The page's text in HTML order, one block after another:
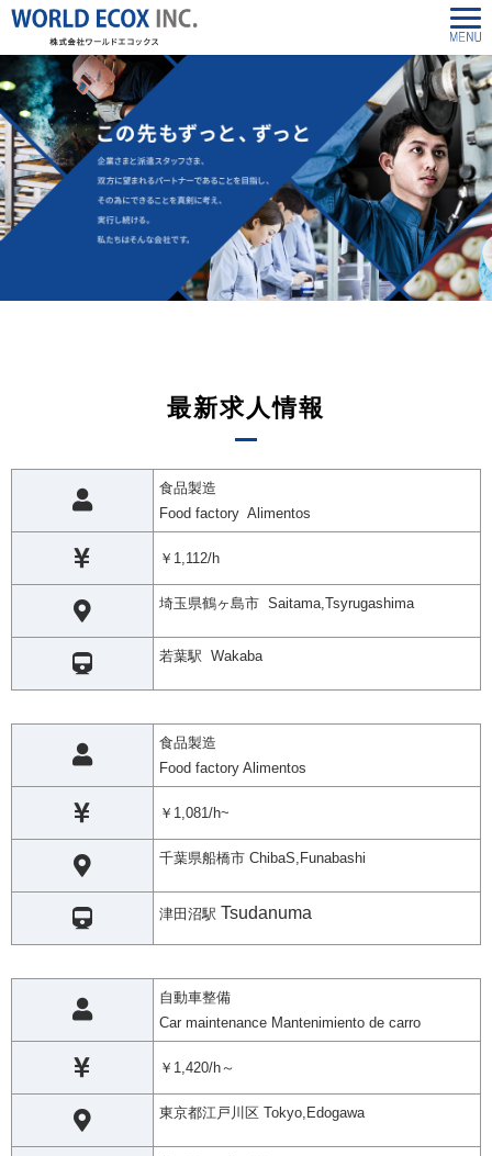
最新求人情報
食品製造
Food factory Alimentos
￥1,112/h
埼玉県鶴ヶ島市 Saitama,Tsyrugashima
若葉駅 Wakaba
食品製造
Food factory Alimentos
￥1,081/h~
千葉県船橋市 ChibaS,Funabashi
津田沼駅 Tsudanuma
自動車整備
Car maintenance Mantenimiento de carro
￥1,420/h～
東京都江戸川区 Tokyo,Edogawa